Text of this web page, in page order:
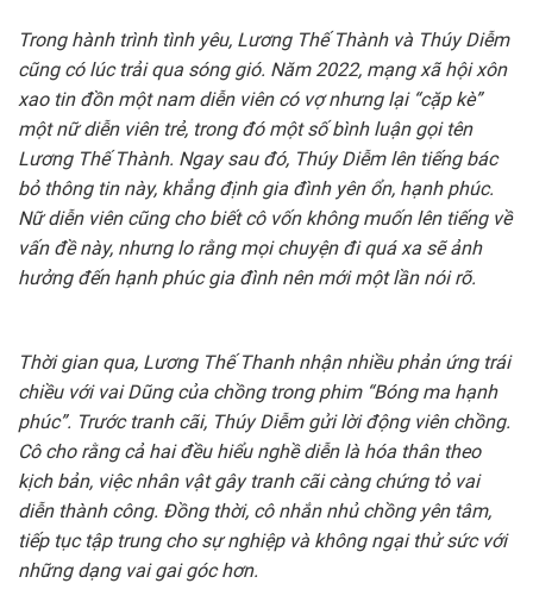
Trong hành trình tình yêu, Lương Thế Thành và Thúy Diễm
cũng có lúc trải qua sóng gió. Năm 2022, mạng xã hội xôn
xao tin đồn một nam diễn viên có vợ nhưng lại “cặp kè”
một nữ diễn viên trẻ, trong đó một số bình luận gọi tên
Lương Thế Thành. Ngay sau đó, Thúy Diễm lên tiếng bác
bỏ thông tin này, khẳng định gia đình yên ổn, hạnh phúc.
Nữ diễn viên cũng cho biết cô vốn không muốn lên tiếng về
vấn đề này, nhưng lo rằng mọi chuyện đi quá xa sẽ ảnh
hưởng đến hạnh phúc gia đình nên mới một lần nói rõ.
Thời gian qua, Lương Thế Thanh nhận nhiều phản ứng trái
chiều với vai Dũng của chồng trong phim “Bóng ma hạnh
phúc”. Trước tranh cãi, Thúy Diễm gửi lời động viên chồng.
Cô cho rằng cả hai đều hiểu nghề diễn là hóa thân theo
kịch bản, việc nhân vật gây tranh cãi càng chứng tỏ vai
diễn thành công. Đồng thời, cô nhắn nhủ chồng yên tâm,
tiếp tục tập trung cho sự nghiệp và không ngại thử sức với
những dạng vai gai góc hơn.